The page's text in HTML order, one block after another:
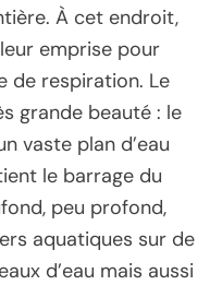
À cet endroit,
emprise pour
de respiration. Le
grande beauté : le
vaste plan d’eau
le barrage du
peu profond,
aquatiques sur de
d’eau mais aussi